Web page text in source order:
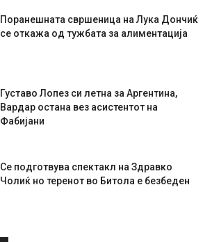
Поранешната свршеница на Лука Дончиќ
се откажа од тужбата за алиментација
Густаво Лопез си летна за Аргентина,
Вардар остана вез асистентот на
Фабијани
Се подготвува спектакл на Здравко
Чолиќ но теренот во Битола е безбеден